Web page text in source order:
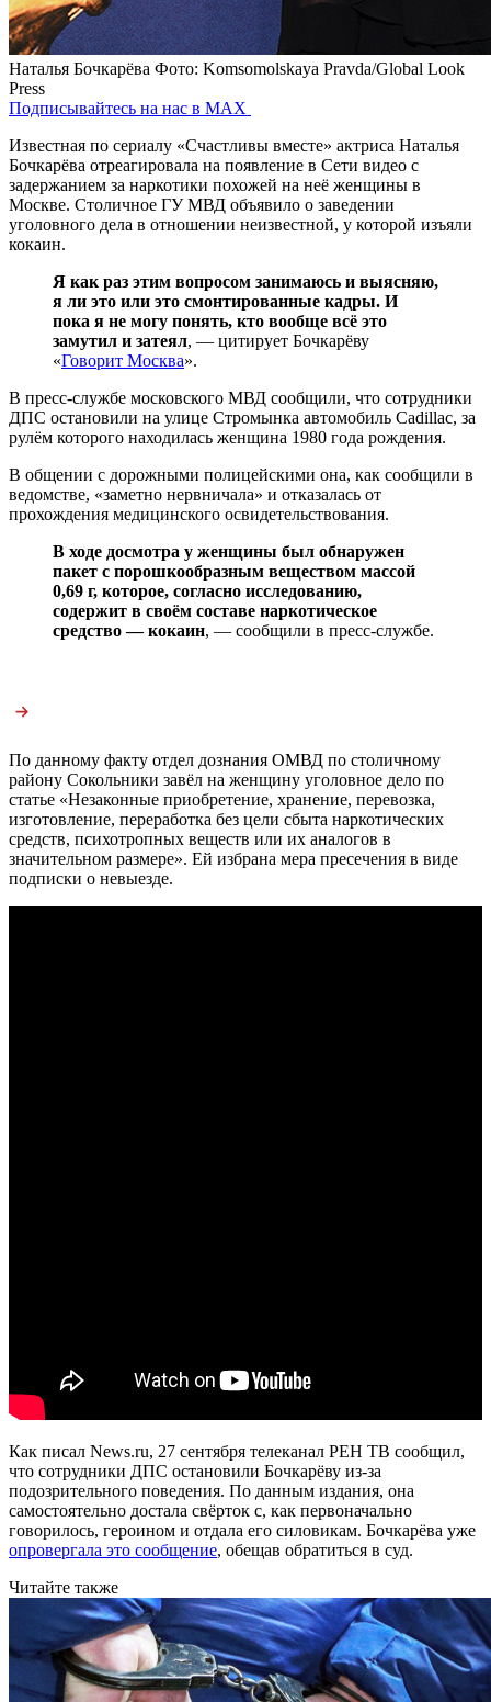
Наталья Бочкарёва Фото: Komsomolskaya Pravda/Global Look
Press
Подписывайтесь на нас в MAX
Известная по сериалу «Счастливы вместе» актриса Наталья
Бочкарёва отреагировала на появление в Сети видео с
задержанием за наркотики похожей на неё женщины в
Москве. Столичное ГУ МВД объявило о заведении
уголовного дела в отношении неизвестной, у которой изъяли
кокаин.
Я как раз этим вопросом занимаюсь и выясняю,
я ли это или это смонтированные кадры. И
пока я не могу понять, кто вообще всё это
замутил и затеял, — цитирует Бочкарёву
«Говорит Москва».
В пресс-службе московского МВД сообщили, что сотрудники
ДПС остановили на улице Стромынка автомобиль Cadillac, за
рулём которого находилась женщина 1980 года рождения.
В общении с дорожными полицейскими она, как сообщили в
ведомстве, «заметно нервничала» и отказалась от
прохождения медицинского освидетельствования.
В ходе досмотра у женщины был обнаружен
пакет с порошкообразным веществом массой
0,69 г, которое, согласно исследованию,
содержит в своём составе наркотическое
средство — кокаин, — сообщили в пресс-службе.
По данному факту отдел дознания ОМВД по столичному
району Сокольники завёл на женщину уголовное дело по
статье «Незаконные приобретение, хранение, перевозка,
изготовление, переработка без цели сбыта наркотических
средств, психотропных веществ или их аналогов в
значительном размере». Ей избрана мера пресечения в виде
подписки о невыезде.
Как писал News.ru, 27 сентября телеканал РЕН ТВ сообщил,
что сотрудники ДПС остановили Бочкарёву из-за
подозрительного поведения. По данным издания, она
самостоятельно достала свёрток с, как первоначально
говорилось, героином и отдала его силовикам. Бочкарёва уже
опровергала это сообщение, обещав обратиться в суд.
Читайте также